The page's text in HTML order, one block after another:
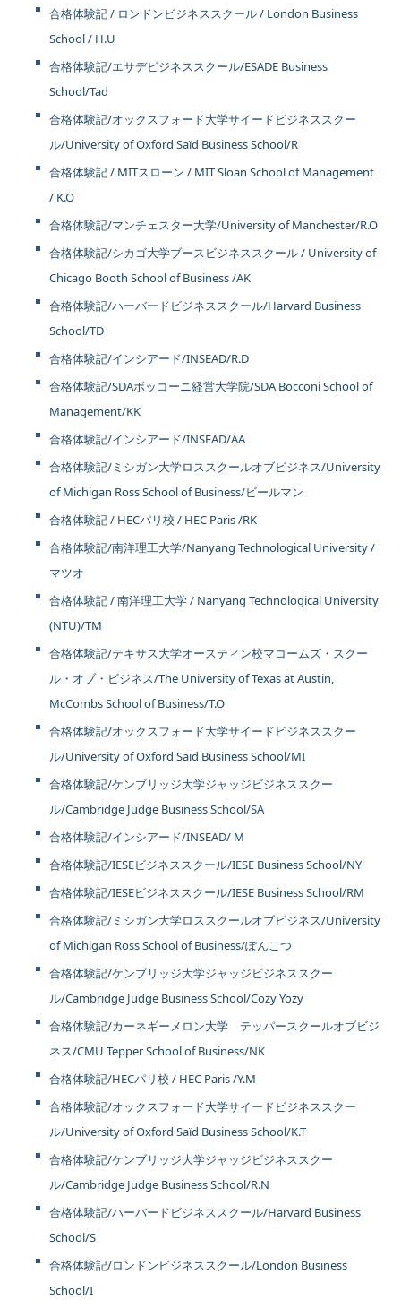
合格体験記 / ロンドンビジネススクール / London Business
School / H.U
合格体験記/エサデビジネススクール/ESADE Business
School/Tad
合格体験記/オックスフォード大学サイードビジネススクー
ル/University of Oxford Saïd Business School/R
合格体験記 / MITスローン / MIT Sloan School of Management
/ K.O
合格体験記/マンチェスター大学/University of Manchester/R.O
合格体験記/シカゴ大学ブースビジネススクール / University of
Chicago Booth School of Business /AK
合格体験記/ハーバードビジネススクール/Harvard Business
School/TD
合格体験記/インシアード/INSEAD/R.D
合格体験記/SDAボッコーニ経営大学院/SDA Bocconi School of
Management/KK
合格体験記/インシアード/INSEAD/AA
合格体験記/ミシガン大学ロススクールオブビジネス/University
of Michigan Ross School of Business/ビールマン
合格体験記 / HECパリ校 / HEC Paris /RK
合格体験記/南洋理工大学/Nanyang Technological University /
マツオ
合格体験記 / 南洋理工大学 / Nanyang Technological University
(NTU)/TM
合格体験記/テキサス大学オースティン校マコームズ・スクー
ル・オブ・ビジネス/The University of Texas at Austin,
McCombs School of Business/T.O
合格体験記/オックスフォード大学サイードビジネススクー
ル/University of Oxford Saïd Business School/MI
合格体験記/ケンブリッジ大学ジャッジビジネススクー
ル/Cambridge Judge Business School/SA
合格体験記/インシアード/INSEAD/ M
合格体験記/IESEビジネススクール/IESE Business School/NY
合格体験記/IESEビジネススクール/IESE Business School/RM
合格体験記/ミシガン大学ロススクールオブビジネス/University
of Michigan Ross School of Business/ぽんこつ
合格体験記/ケンブリッジ大学ジャッジビジネススクー
ル/Cambridge Judge Business School/Cozy Yozy
合格体験記/カーネギーメロン大学 テッパースクールオブビジ
ネス/CMU Tepper School of Business/NK
合格体験記/HECパリ校 / HEC Paris /Y.M
合格体験記/オックスフォード大学サイードビジネススクー
ル/University of Oxford Saïd Business School/K.T
合格体験記/ケンブリッジ大学ジャッジビジネススクー
ル/Cambridge Judge Business School/R.N
合格体験記/ハーバードビジネススクール/Harvard Business
School/S
合格体験記/ロンドンビジネススクール/London Business
School/I